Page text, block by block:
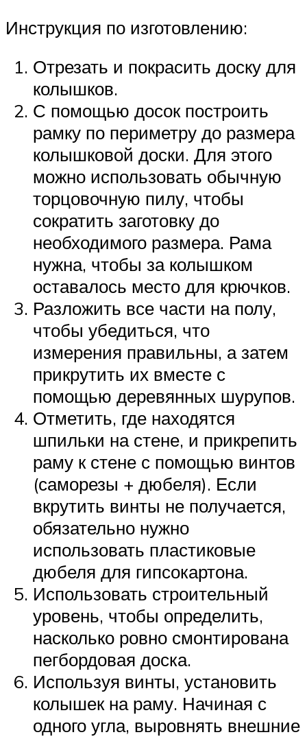
Инструкция по изготовлению:
Отрезать и покрасить доску для
колышков.
С помощью досок построить
рамку по периметру до размера
колышковой доски. Для этого
можно использовать обычную
торцовочную пилу, чтобы
сократить заготовку до
необходимого размера. Рама
нужна, чтобы за колышком
оставалось место для крючков.
Разложить все части на полу,
чтобы убедиться, что
измерения правильны, а затем
прикрутить их вместе с
помощью деревянных шурупов.
Отметить, где находятся
шпильки на стене, и прикрепить
раму к стене с помощью винтов
(саморезы + дюбеля). Если
вкрутить винты не получается,
обязательно нужно
использовать пластиковые
дюбеля для гипсокартона.
Использовать строительный
уровень, чтобы определить,
насколько ровно смонтирована
пегбордовая доска.
Используя винты, установить
колышек на раму. Начиная с
одного угла, выровнять внешние